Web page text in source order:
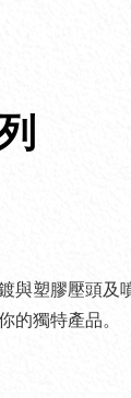
與塑膠壓頭及
的獨特產品。